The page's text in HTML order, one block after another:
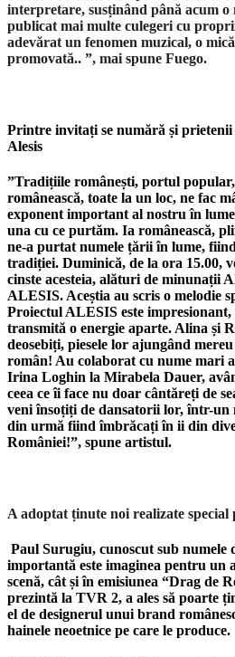
interpretare, susținând până acum
publicat mai multe culegeri cu
adevărat un fenomen muzical, o
promovată.. ”, mai spune Fuego.
Printre invitați se numără și prietenii
Alesis
”Tradițiile românești, portul
românească, toate la un loc, ne fac
exponent important al nostru în
una cu ce purtăm. Ia românească,
ne-a purtat numele țării în lume,
tradiției. Duminică, de la ora 15.00,
cinste acesteia, alături de minunații
ALESIS. Aceștia au scris o melodie
Proiectul ALESIS este
transmită o energie aparte. Alina și
deosebiți, piesele lor ajungând
român! Au colaborat cu nume mari
Irina Loghin la Mirabela Dauer,
ceea ce îi face nu doar cântăreți de
veni însoțiți de dansatorii lor, într-un
din urmă fiind îmbrăcați în ii din
României!”, spune artistul.
A adoptat ținute noi realizate special
Paul Surugiu, cunoscut sub numele
importantă este imaginea pentru un
scenă, cât și în emisiunea “Drag de
prezintă la TVR 2, a ales să poarte
el de designerul unui brand
hainele neoetnice pe care le produce.